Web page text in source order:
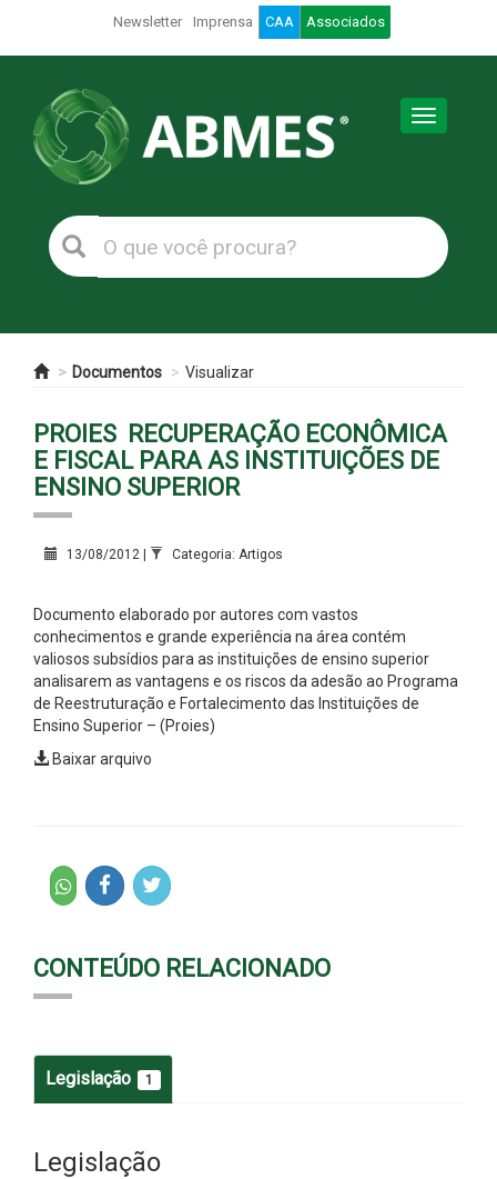
Newsletter Imprensa CAA Associados
Toggle
Documentos Visualizar
PROIES  RECUPERAÇÃO ECONÔMICA
E FISCAL PARA AS INSTITUIÇÕES DE
ENSINO SUPERIOR
13/08/2012 | Categoria: Artigos
Documento elaborado por autores com vastos
conhecimentos e grande experiência na área contém
valiosos subsídios para as instituições de ensino superior
analisarem as vantagens e os riscos da adesão ao Programa
de Reestruturação e Fortalecimento das Instituições de
Ensino Superior – (Proies)
Baixar arquivo
CONTEÚDO RELACIONADO
Legislação 1
Legislação